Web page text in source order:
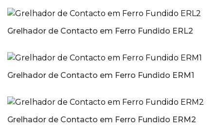
Grelhador de Contacto em Ferro Fundido ERL2
Grelhador de Contacto em Ferro Fundido ERM1
Grelhador de Contacto em Ferro Fundido ERM2